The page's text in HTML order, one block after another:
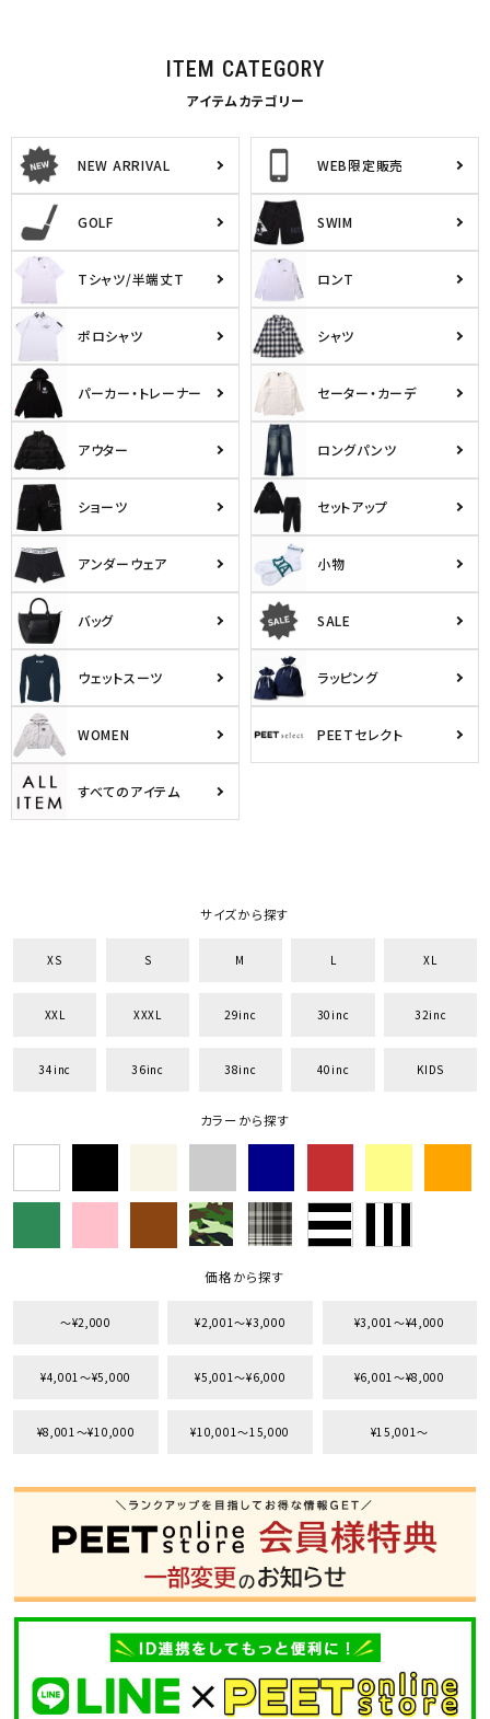
ITEM CATEGORY
アイテムカテゴリー
NEW ARRIVAL WEB限定販売
GOLF SWIM
Tシャツ/半端丈T ロンT
ポロシャツ シャツ
パーカー・トレーナー セーター・カーデ
アウター ロングパンツ
ショーツ セットアップ
アンダーウェア 小物
バッグ SALE
ウェットスーツ ラッピング
WOMEN PEETセレクト
すべてのアイテム
サイズから探す
XS S M L XL
XXL XXXL 29inc 30inc 32inc
34inc 36inc 38inc 40inc KIDS
カラーから探す
価格から探す
〜¥2,000 ¥2,001〜¥3,000 ¥3,001〜¥4,000
¥4,001〜¥5,000 ¥5,001〜¥6,000 ¥6,001〜¥8,000
¥8,001〜¥10,000 ¥10,001〜15,000 ¥15,001〜